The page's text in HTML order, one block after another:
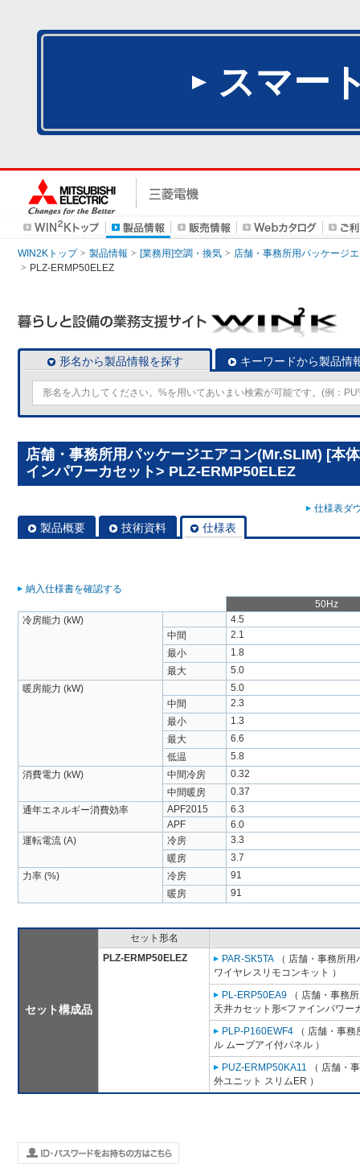
スマー
WIN2Kトップ 製品情報 [業務用]空調・換気
店舗・事務所用パッケージ
PLZ-ERMP50ELEZ
形名から製品情報を探す キーワードから製品情
店舗・事務所用パッケージエアコン(Mr.SLIM) [本
インパワーカセット> PLZ-ERMP50ELEZ
仕様表ダ
製品概要 技術資料 仕様表
納入仕様書を確認する
50Hz
冷房能力 (kW)
4.5
中間
2.1
最小
1.8
最大
5.0
暖房能力 (kW)
5.0
中間
2.3
最小
1.3
最大
6.6
低温
5.8
消費電力 (kW)
中間冷房
0.32
中間暖房
0.37
通年エネルギー消費効率
APF2015
6.3
APF
6.0
運転電流 (A)
冷房
3.3
暖房
3.7
力率 (%)
冷房
91
暖房
91
セット構成品
セット形名
PLZ-ERMP50ELEZ
PAR-SK5TA （ 店舗・事務所
ワイヤレスリモコンキット ）
PL-ERP50EA9 （ 店舗・事務
天井カセット形<ファインパワー
PLP-P160EWF4 （ 店舗・事
ル ムーブアイ付パネル ）
PUZ-ERMP50KA11 （ 店舗・
外ユニット スリムER ）